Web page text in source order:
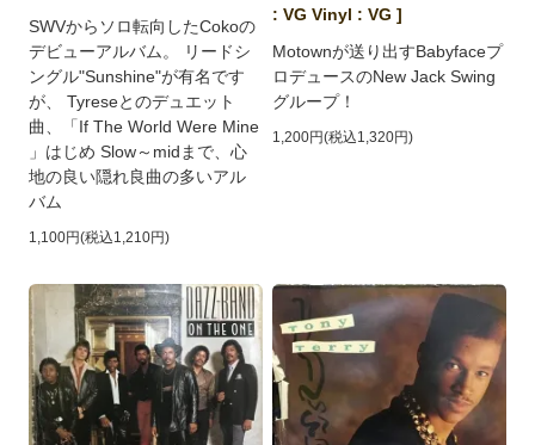
SWVからソロ転向したCokoの
デビューアルバム。 リードシ
ングル"Sunshine"が有名です
が、 Tyreseとのデュエット
曲、「If The World Were Mine
」はじめ Slow～midまで、心
地の良い隠れ良曲の多いアル
バム
1,100円(税込1,210円)
: VG Vinyl : VG ]
Motownが送り出すBabyfaceプ
ロデュースのNew Jack Swing
グループ！
1,200円(税込1,320円)